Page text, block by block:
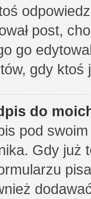
post,
go
gdy ktoś
do
pod
Gdy już